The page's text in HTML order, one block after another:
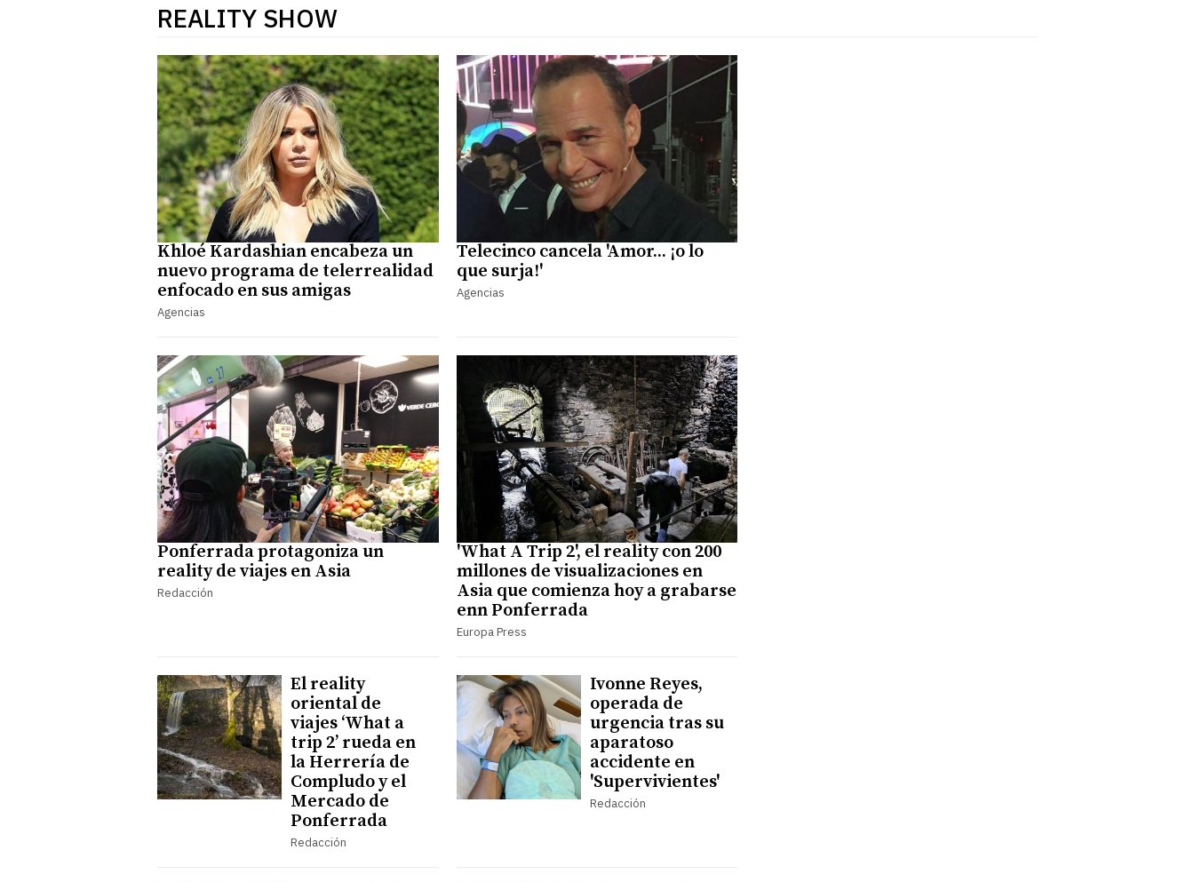
REALITY SHOW
Khloé Kardashian encabeza un
nuevo programa de telerrealidad
enfocado en sus amigas
Agencias
Telecinco cancela 'Amor... ¡o lo
que surja!'
Agencias
Ponferrada protagoniza un
reality de viajes en Asia
Redacción
'What A Trip 2', el reality con 200
millones de visualizaciones en
Asia que comienza hoy a grabarse
enn Ponferrada
Europa Press
El reality
oriental de
viajes ‘What a
trip 2’ rueda en
la Herrería de
Compludo y el
Mercado de
Ponferrada
Redacción
Ivonne Reyes,
operada de
urgencia tras su
aparatoso
accidente en
'Supervivientes'
Redacción